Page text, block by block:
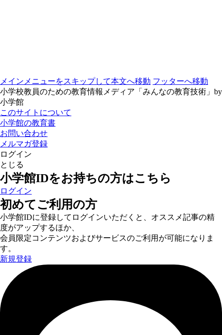
メインメニューをスキップして本文へ移動 フッターへ移動
小学校教員のための教育情報メディア「みんなの教育技術」by
小学館
このサイトについて
小学館の教育書
お問い合わせ
メルマガ登録
ログイン
とじる
小学館IDをお持ちの方はこちら
ログイン
初めてご利用の方
小学館IDに登録してログインいただくと、オススメ記事の精
度がアップするほか、
会員限定コンテンツおよびサービスのご利用が可能になりま
す。
新規登録